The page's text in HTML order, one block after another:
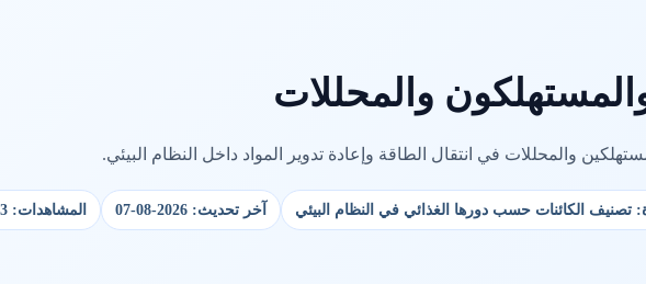
والمحللات
والمحللات في انتقال الطاقة وإعادة تدوير المواد داخل النظام البيئي.
تصنيف الكائنات حسب دورها الغذائي في النظام البيئي آخر تحديث: 2026-08-07 المشاهدات: 253